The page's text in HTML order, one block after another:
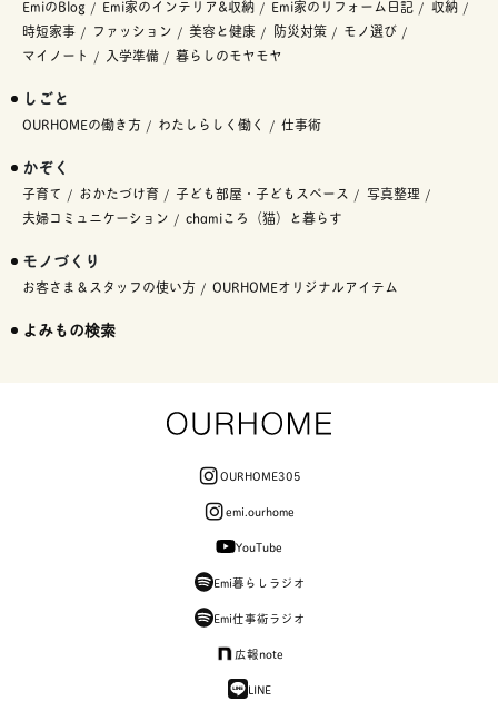
EmiのBlog Emi家のインテリア&収納 Emi家のリフォーム日記
収納
時短家事
ファッション 美容と健康 防災対策
モノ選び
マイノート
入学準備 暮らしのモヤモヤ
しごと
OURHOMEの働き方 わたしらしく働く 仕事術
かぞく
子育て おかたづけ育 子ども部屋・子どもスペース
写真整理
夫婦コミュニケーション
chamiころ（猫）と暮らす
モノづくり
お客さま＆スタッフの使い方 OURHOMEオリジナルアイテム
よみもの検索
OURHOME305
emi.ourhome
YouTube
Emi暮らしラジオ
Emi仕事術ラジオ
広報note
LINE